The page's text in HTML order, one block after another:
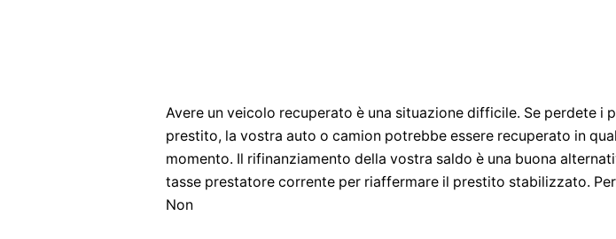
Avere un veicolo recuperato è una situazione difficile. Se perdete i
prestito, la vostra auto o camion potrebbe essere recuperato in
momento. Il rifinanziamento della vostra saldo è una buona
tasse prestatore corrente per riaffermare il prestito stabilizzato.
Non